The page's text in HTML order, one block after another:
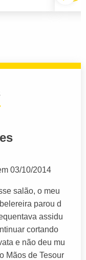
03/10/2014
salão, o meu
parou d
assidu
cortando
e não deu mu
Mãos de Tesour